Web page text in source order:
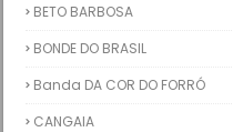
BETO BARBOSA
BONDE DO BRASIL
Banda DA COR DO FORRÓ
CANGAIA